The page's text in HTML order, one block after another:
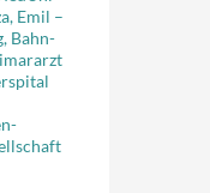
Emil –
Bahn-